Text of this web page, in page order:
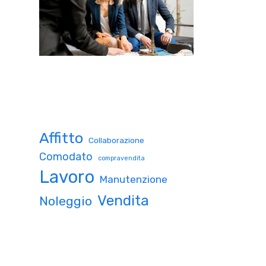
Affitto Collaborazione
Comodato compravendita
Lavoro Manutenzione
Noleggio Vendita